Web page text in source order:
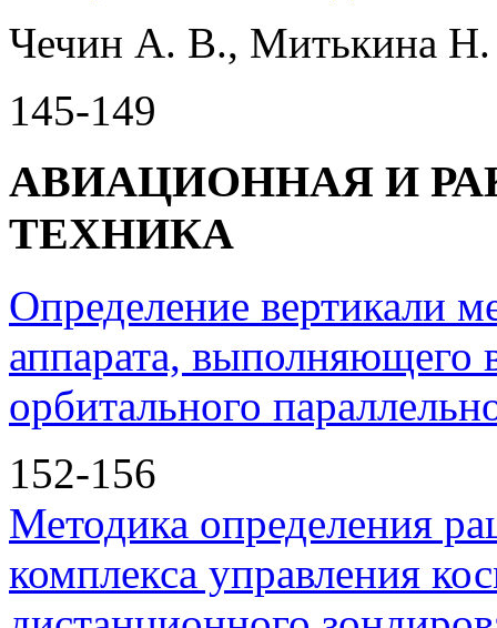
Чечин А. В., Митькина
145-149
АВИАЦИОННАЯ И
ТЕХНИКА
Определение вертикали
аппарата, выполняющего
орбитального
152-156
Методика определения
комплекса управления